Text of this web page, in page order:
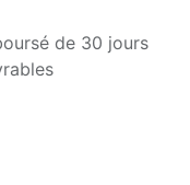
de 30 jours